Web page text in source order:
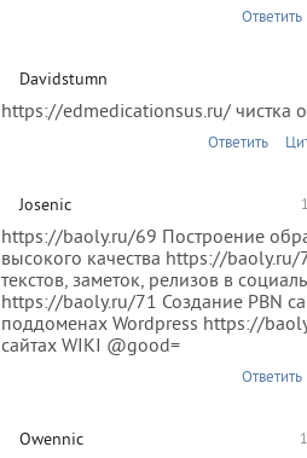
Ответить
Davidstumn
https://edmedicationsus.ru/ чистка
Ответить
Josenic
https://baoly.ru/69 Построение
высокого качества https://
текстов, заметок, релизов в
https://baoly.ru/71 Создание PBN
поддоменах Wordpress https://
сайтах WIKI @good=
Ответить
Owennic